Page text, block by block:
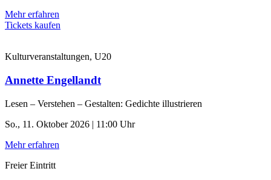
Mehr erfahren
Tickets kaufen
Kulturveranstaltungen, U20
Annette Engellandt
Lesen – Verstehen – Gestalten: Gedichte illustrieren
So., 11. Oktober 2026 | 11:00 Uhr
Mehr erfahren
Freier Eintritt